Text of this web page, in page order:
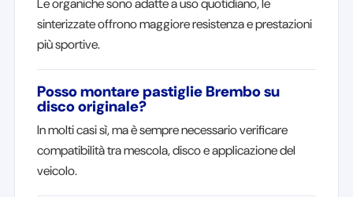
Le organiche sono adatte a uso quotidiano, le
sinterizzate offrono maggiore resistenza e prestazioni
più sportive.
Posso montare pastiglie Brembo su
disco originale?
In molti casi sì, ma è sempre necessario verificare
compatibilità tra mescola, disco e applicazione del
veicolo.